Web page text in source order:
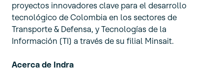
proyectos innovadores clave para el desarrollo
tecnológico de Colombia en los sectores de
Transporte & Defensa, y Tecnologías de la
Información (TI) a través de su filial Minsait.
Acerca de Indra